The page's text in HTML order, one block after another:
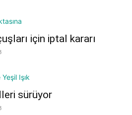
için iptal kararı
sürüyor